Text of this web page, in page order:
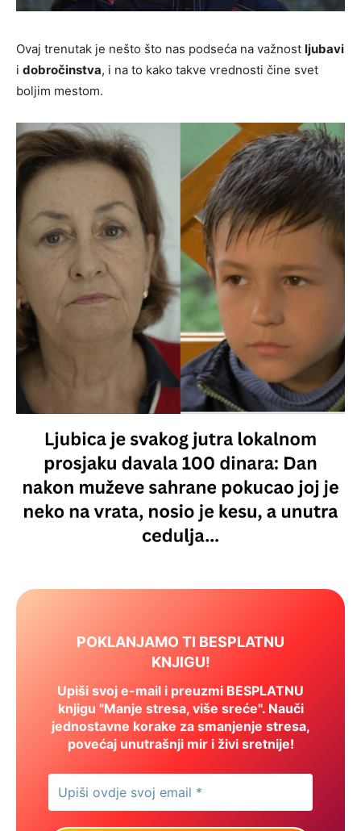
Ovaj trenutak je nešto što nas podseća na važnost ljubavi
i dobročinstva, i na to kako takve vrednosti čine svet
boljim mestom.
POKLANJAMO TI BESPLATNU
KNJIGU!
Upiši svoj e-mail i preuzmi BESPLATNU
knjigu "Manje stresa, više sreće". Nauči
jednostavne korake za smanjenje stresa,
povećaj unutrašnji mir i živi sretnije!